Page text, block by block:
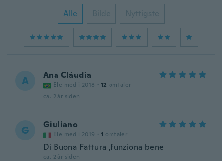
Alle Bilde Nyttigste
A Ana Cláudia
Ble med i 2018 · 12 omtaler
ca. 2 år siden
G Giuliano
Ble med i 2019 · 1 omtaler
Di Buona Fattura ,funziona bene
ca. 2 år siden